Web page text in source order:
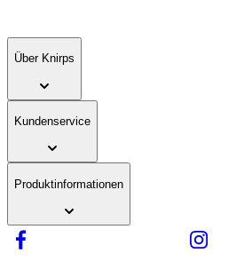
Über Knirps
Kundenservice
Produktinformationen